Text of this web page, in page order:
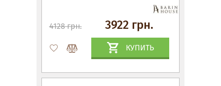
4128 грн. 3922 грн.
КУПИТЬ